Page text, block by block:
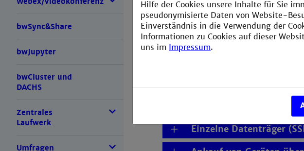
bwSync&Share
bwJupyter
bwCluster und
DACHS
Zentrales
Laufwerk
Umfragen
Wann kann ich meine
Wo entsorge ich am
Geräte mit
Einzelne Datenträger
Hilfe der Cookies unsere Inhalte für Sie
pseudonymisierte Daten von Website-
Einverständnis in die Verwendung der
Informationen zu Cookies auf dieser
uns im Impressum.